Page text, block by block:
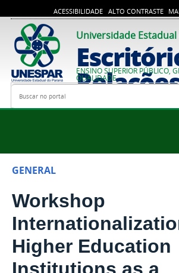
ACESSIBILIDADE ALTO CONTRASTE
Universidade
ENSINO SUPERIOR PÚBLICO,
QUALIDADE
Busca
GENERAL
Workshop
Higher Education